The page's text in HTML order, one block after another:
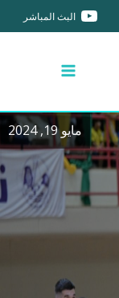
البث المباشر
مايو 19, 2024